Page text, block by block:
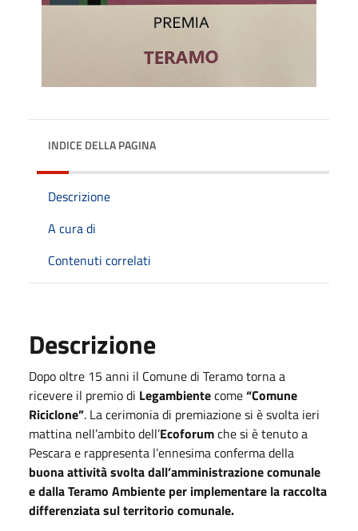
INDICE DELLA PAGINA
Descrizione
A cura di
Contenuti correlati
Descrizione
Dopo oltre 15 anni il Comune di Teramo torna a
ricevere il premio di Legambientecome“Comune
Riciclone”. La cerimonia di premiazione si è svolta ieri
mattina nell’ambito dell’Ecoforumche si è tenuto a
Pescara e rappresenta l’ennesima conferma della
buona attività svolta dall’amministrazione comunale
e dalla Teramo Ambiente per implementare la raccolta
differenziata sul territorio comunale.